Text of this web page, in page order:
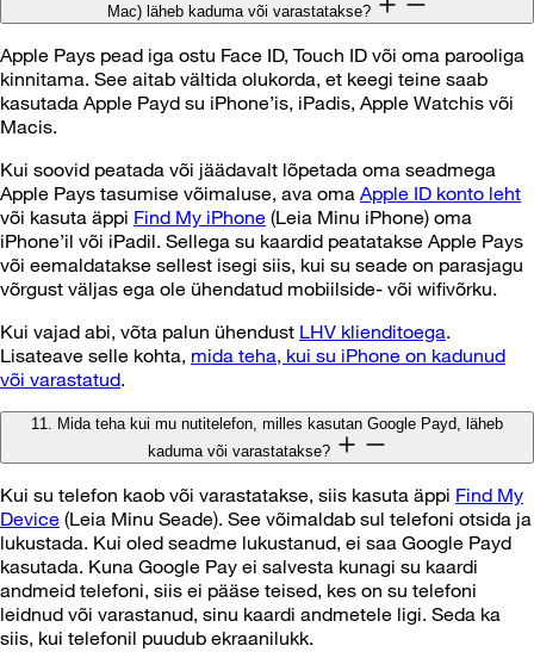
Mac) läheb kaduma või varastatakse?
Apple Pays pead iga ostu Face ID, Touch ID või oma parooliga
kinnitama. See aitab vältida olukorda, et keegi teine saab
kasutada Apple Payd su iPhone’is, iPadis, Apple Watchis või
Macis.
Kui soovid peatada või jäädavalt lõpetada oma seadmega
Apple Pays tasumise võimaluse, ava oma Apple ID konto leht
või kasuta äppi Find My iPhone (Leia Minu iPhone) oma
iPhone’il või iPadil. Sellega su kaardid peatatakse Apple Pays
või eemaldatakse sellest isegi siis, kui su seade on parasjagu
võrgust väljas ega ole ühendatud mobiilside- või wifivõrku.
Kui vajad abi, võta palun ühendust LHV klienditoega.
Lisateave selle kohta, mida teha, kui su iPhone on kadunud
või varastatud.
11. Mida teha kui mu nutitelefon, milles kasutan Google Payd, läheb
kaduma või varastatakse?
Kui su telefon kaob või varastatakse, siis kasuta äppi Find My
Device (Leia Minu Seade). See võimaldab sul telefoni otsida ja
lukustada. Kui oled seadme lukustanud, ei saa Google Payd
kasutada. Kuna Google Pay ei salvesta kunagi su kaardi
andmeid telefoni, siis ei pääse teised, kes on su telefoni
leidnud või varastanud, sinu kaardi andmetele ligi. Seda ka
siis, kui telefonil puudub ekraanilukk.